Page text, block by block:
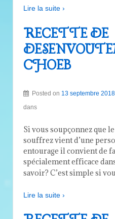
Lire la suite ›
RECETTE DE
CHOEB
Posted on 13 septembre 2018
dans
Si vous soupçonnez que
souffrez vient d’une
entourage il convient de
spécialement efficace
savoir? C’est simple si
Lire la suite ›